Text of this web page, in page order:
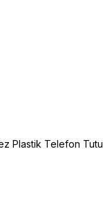
Plastik Telefon